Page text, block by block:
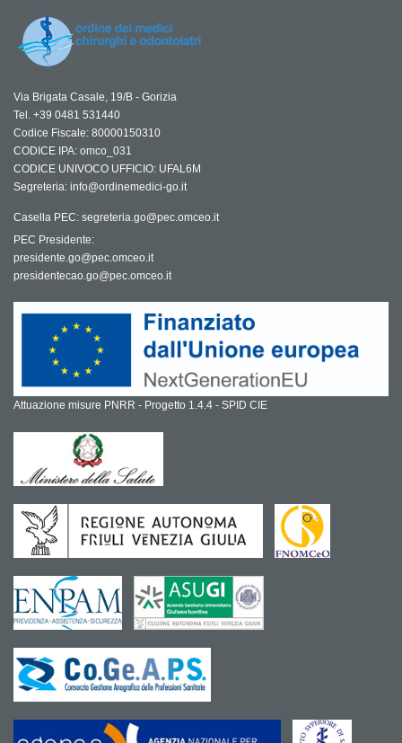
Via Brigata Casale, 19/B - Gorizia
Tel. +39 0481 531440
Codice Fiscale: 80000150310
CODICE IPA: omco_031
CODICE UNIVOCO UFFICIO: UFAL6M
Segreteria: info@ordinemedici-go.it
Casella PEC: segreteria.go@pec.omceo.it
PEC Presidente:
presidente.go@pec.omceo.it
presidentecao.go@pec.omceo.it
Attuazione misure PNRR - Progetto 1.4.4 - SPID CIE